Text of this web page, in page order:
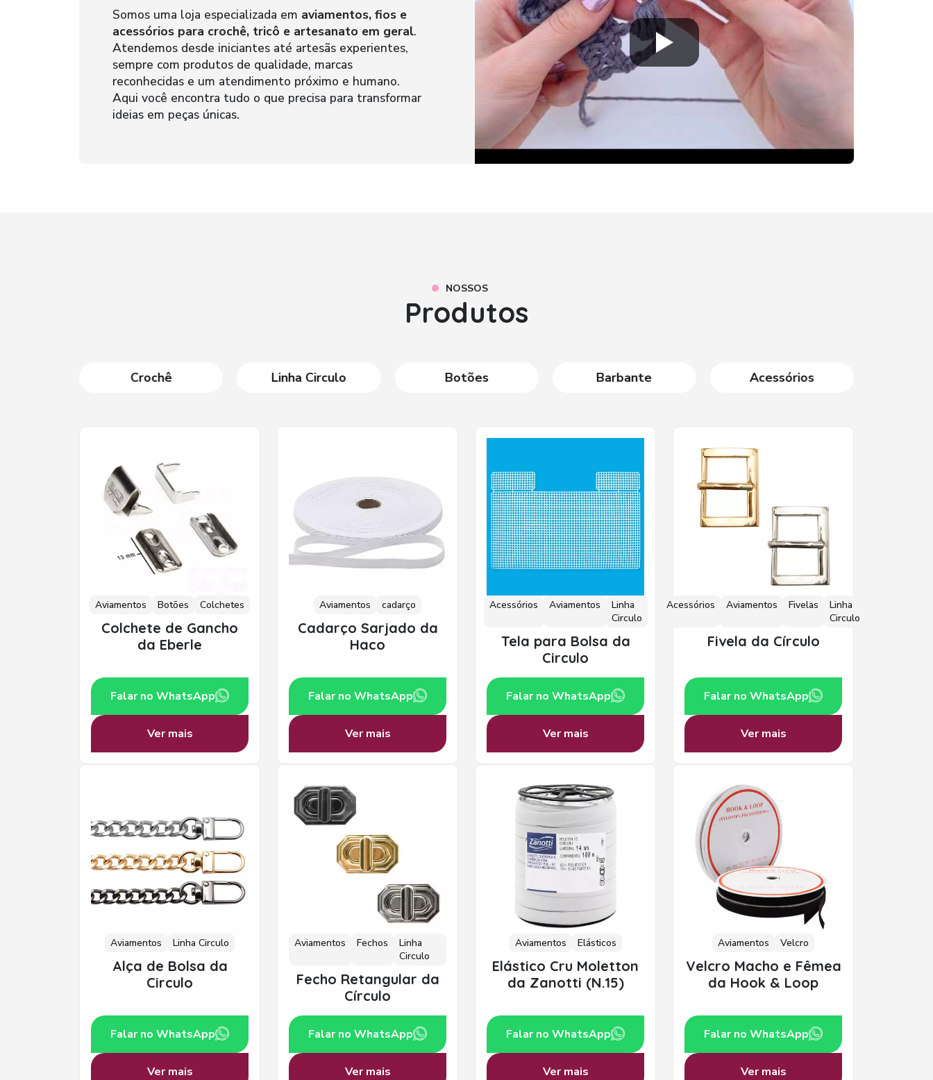
Somos uma loja especializada em aviamentos, fios e
acessórios para crochê, tricô e artesanato em geral.
Atendemos desde iniciantes até artesãs experientes,
sempre com produtos de qualidade, marcas
reconhecidas e um atendimento próximo e humano.
Aqui você encontra tudo o que precisa para transformar
ideias em peças únicas.
NOSSOS
Produtos
Crochê Linha Circulo Botões Barbante Acessórios
Aviamentos Botões Colchetes
Colchete de Gancho
da Eberle
Falar no WhatsApp
Ver mais
Aviamentos cadarço
Cadarço Sarjado da
Haco
Falar no WhatsApp
Ver mais
Acessórios Aviamentos
Linha
Circulo
Tela para Bolsa da
Circulo
Falar no WhatsApp
Ver mais
Acessórios Aviamentos Fivelas
Linha
Circulo
Fivela da Círculo
Falar no WhatsApp
Ver mais
Aviamentos Linha Circulo
Alça de Bolsa da
Circulo
Falar no WhatsApp
Ver mais
Aviamentos Fechos
Linha
Circulo
Fecho Retangular da
Círculo
Falar no WhatsApp
Ver mais
Aviamentos Elásticos
Elástico Cru Moletton
da Zanotti (N.15)
Falar no WhatsApp
Ver mais
Aviamentos Velcro
Velcro Macho e Fêmea
da Hook & Loop
Falar no WhatsApp
Ver mais